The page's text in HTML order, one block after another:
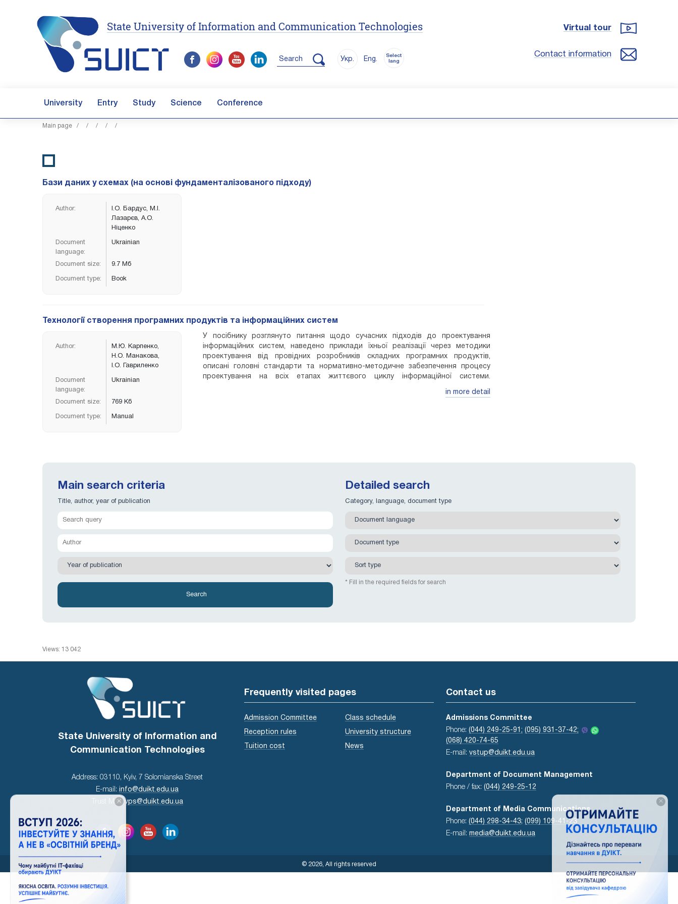
State University of Information and Communication Technologies
Search Укр. Eng.
Select
lang
Virtual tour
Contact information
University Entry Study Science Conference
Main page / / / / /
Бази даних у схемах (на основі фундаменталізованого підходу)
Author:
І.О. Бардус, М.І.
Лазарєв, А.О.
Ніценко
Document
language:
Ukrainian
Document size: 9.7 Мб
Document type: Book
Технології створення програмних продуктів та інформаційних систем
Author:
М.Ю. Карпенко,
Н.О. Манакова,
І.О. Гавриленко
Document
language:
Ukrainian
Document size: 769 Кб
Document type: Manual
У посібнику розглянуто питання щодо сучасних підходів до проектування
інформаційних систем, наведено приклади їхньої реалізації через методики
проектування від провідних розробників складних програмних продуктів,
описані головні стандарти та нормативно-методичне забезпечення процесу
проектування на всіх етапах життєвого циклу інформаційної системи.
формування відповідних компетенцій, що відповідають галузі знань 12 –
in more detail
Main search criteria
Title, author, year of publication
Detailed search
Category, language, document type
* Fill in the required fields for search
Views: 13 042
State University of Information and
Communication Technologies
Address: 03110, Kyiv, 7 Solomianska Street
E-mail: info@duikt.edu.ua
Trust Mail: vps@duikt.edu.ua
Frequently visited pages
Admission Committee
Reception rules
Tuition cost
Class schedule
University structure
News
Contact us
Admissions Committee
Phone: (044) 249-25-91; (095) 931-37-42;
(068) 420-74-65
E-mail: vstup@duikt.edu.ua
Department of Document Management
Phone / fax: (044) 249-25-12
Department of Media Communications
Phone: (044) 298-34-43; (099) 109-41-23
E-mail: media@duikt.edu.ua
© 2026, All rights reserved
×
×